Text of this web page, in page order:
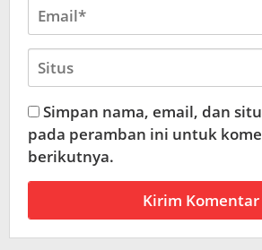
Simpan nama, email, dan
pada peramban ini untuk
berikutnya.